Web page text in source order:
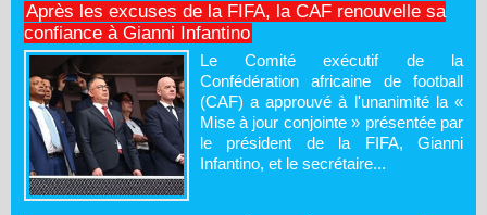
Après les excuses de la FIFA, la CAF renouvelle sa
confiance à Gianni Infantino
Le Comité exécutif de la
Confédération africaine de football
(CAF) a approuvé à l'unanimité la «
Mise à jour conjointe » présentée par
le président de la FIFA, Gianni
Infantino, et le secrétaire...